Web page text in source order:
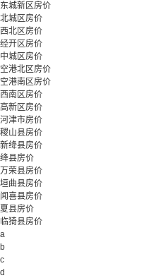
东城新区房价
北城区房价
西北区房价
经开区房价
中城区房价
空港北区房价
空港南区房价
西南区房价
高新区房价
河津市房价
稷山县房价
新绛县房价
绛县房价
万荣县房价
垣曲县房价
闻喜县房价
夏县房价
临猗县房价
a
b
c
d